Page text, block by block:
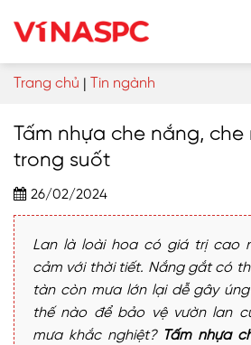
Trang chủ | Tin ngành
Tấm nhựa che nắng,
trong suốt
26/02/2024
Lan là loài hoa có giá trị cao
cảm với thời tiết. Nắng gắt có
tàn còn mưa lớn lại dễ gây
thế nào để bảo vệ vườn lan
mưa khắc nghiệt? Tấm nhựa